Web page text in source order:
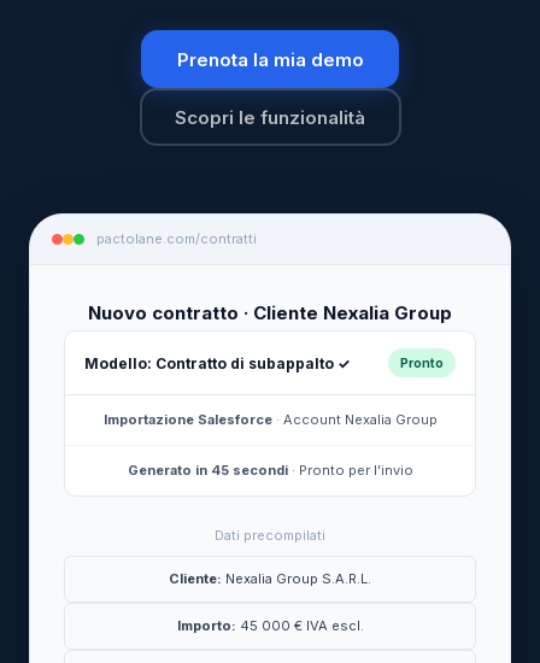
Prenota la mia demo
Scopri le funzionalità
pactolane.com/contratti
Nuovo contratto · Cliente Nexalia Group
Modello: Contratto di subappalto ✓ Pronto
Importazione Salesforce· Account Nexalia Group
Generato in 45 secondi· Pronto per l'invio
Dati precompilati
Cliente: Nexalia Group S.A.R.L.
Importo: 45 000 € IVA escl.